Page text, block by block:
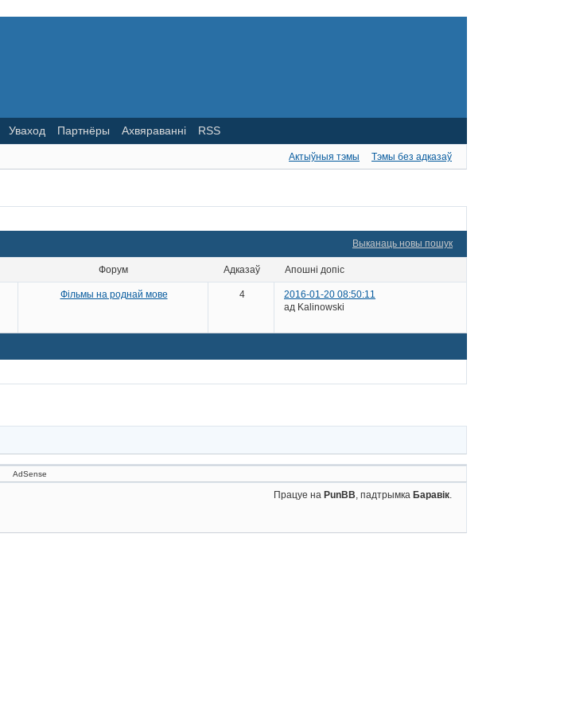
Уваход Партнёры Ахвяраванні RSS
Актыўныя тэмы Тэмы без адказаў
Выканаць новы пошук
Форум адказаў апошні допіс
Фільмы на роднай мове 4
2016-01-20 08:50:11
ад Kalinowski
AdSense
Працуе на PunBB, падтрымка Баравік.